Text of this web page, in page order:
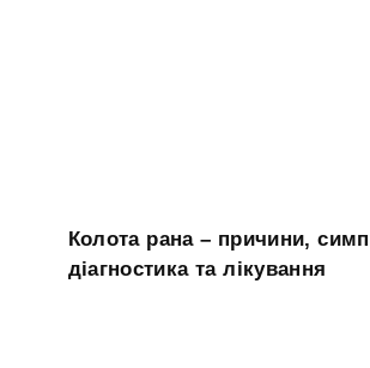
Колота рана – причини,
діагностика та лікування